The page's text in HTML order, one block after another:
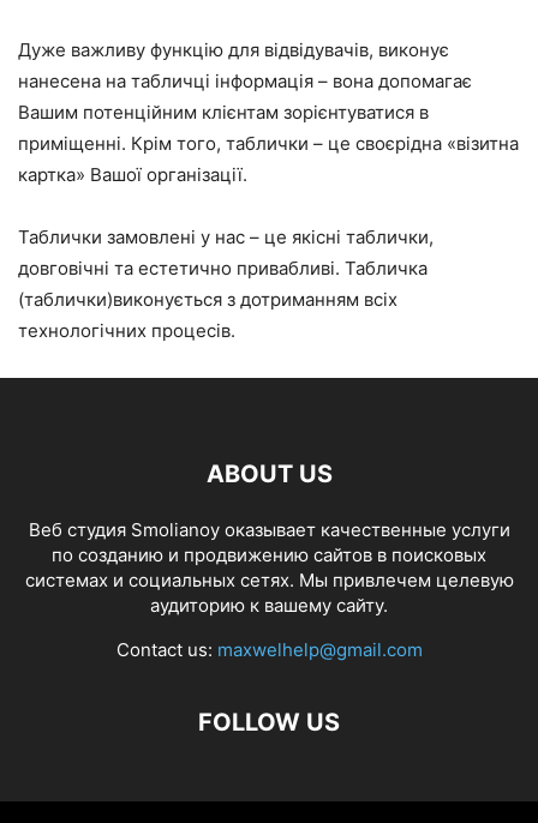
Дуже важливу функцію для відвідувачів, виконує
нанесена на табличці інформація – вона допомагає
Вашим потенційним клієнтам зорієнтуватися в
приміщенні. Крім того, таблички – це своєрідна «візитна
картка» Вашої організації.
Таблички замовлені у нас – це якісні таблички,
довговічні та естетично привабливі. Табличка
(таблички)виконується з дотриманням всіх
технологічних процесів.
ABOUT US
Веб студия Smolianoy оказывает качественные услуги
по созданию и продвижению сайтов в поисковых
системах и социальных сетях. Мы привлечем целевую
аудиторию к вашему сайту.
Contact us: maxwelhelp@gmail.com
FOLLOW US